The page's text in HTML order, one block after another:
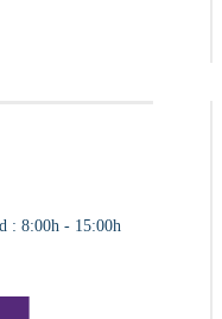
: 8:00h - 15:00h